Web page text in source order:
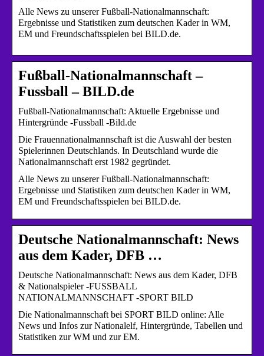
Alle News zu unserer Fußball-Nationalmannschaft:
Ergebnisse und Statistiken zum deutschen Kader in WM,
EM und Freundschaftsspielen bei BILD.de.
Fußball-Nationalmannschaft –
Fussball – BILD.de
Fußball-Nationalmannschaft: Aktuelle Ergebnisse und
Hintergründe -Fussball -Bild.de
Die Frauennationalmannschaft ist die Auswahl der besten
Spielerinnen Deutschlands. In Deutschland wurde die
Nationalmannschaft erst 1982 gegründet.
Alle News zu unserer Fußball-Nationalmannschaft:
Ergebnisse und Statistiken zum deutschen Kader in WM,
EM und Freundschaftsspielen bei BILD.de.
Deutsche Nationalmannschaft: News
aus dem Kader, DFB …
Deutsche Nationalmannschaft: News aus dem Kader, DFB
& Nationalspieler -FUSSBALL
NATIONALMANNSCHAFT -SPORT BILD
Die Nationalmannschaft bei SPORT BILD online: Alle
News und Infos zur Nationalelf, Hintergründe, Tabellen und
Statistiken zur WM und zur EM.